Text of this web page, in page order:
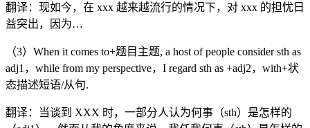
翻译：现如今，在 xxx 越来越流行的情况下，对 xxx 的担忧日
益突出，因为…
（3）When it comes to+题目主题, a host of people consider sth as
adj1，while from my perspective，I regard sth as +adj2，with+状
态描述短语/从句.
翻译：当谈到 XXX 时，一部分人认为何事（sth）是怎样的